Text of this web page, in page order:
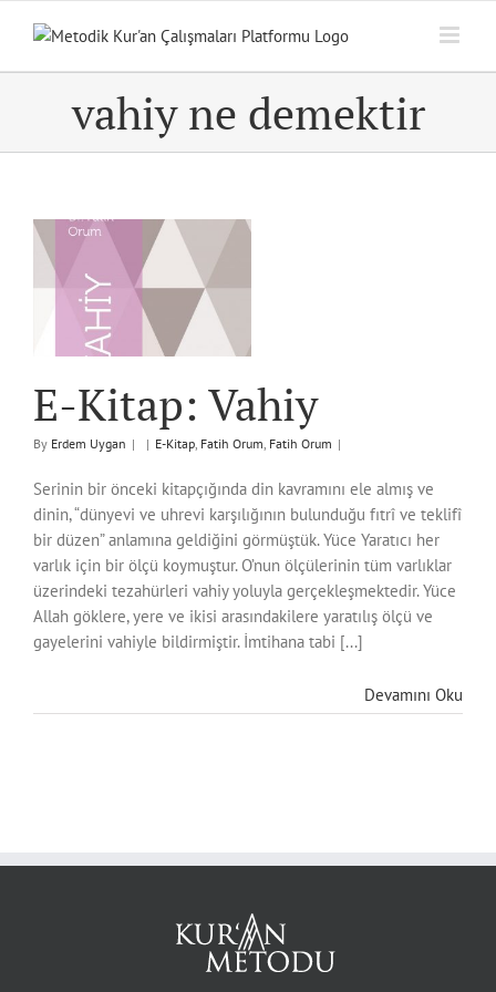
vahiy ne demektir
E-Kitap: Vahiy
By Erdem Uygan | | E-Kitap, Fatih Orum, Fatih Orum |
Serinin bir önceki kitapçığında din kavramını ele almış ve
dinin, “dünyevi ve uhrevi karşılığının bulunduğu fıtrî ve teklifî
bir düzen” anlamına geldiğini görmüştük. Yüce Yaratıcı her
varlık için bir ölçü koymuştur. O’nun ölçülerinin tüm varlıklar
üzerindeki tezahürleri vahiy yoluyla gerçekleşmektedir. Yüce
Allah göklere, yere ve ikisi arasındakilere yaratılış ölçü ve
gayelerini vahiyle bildirmiştir. İmtihana tabi [...]
Devamını Oku